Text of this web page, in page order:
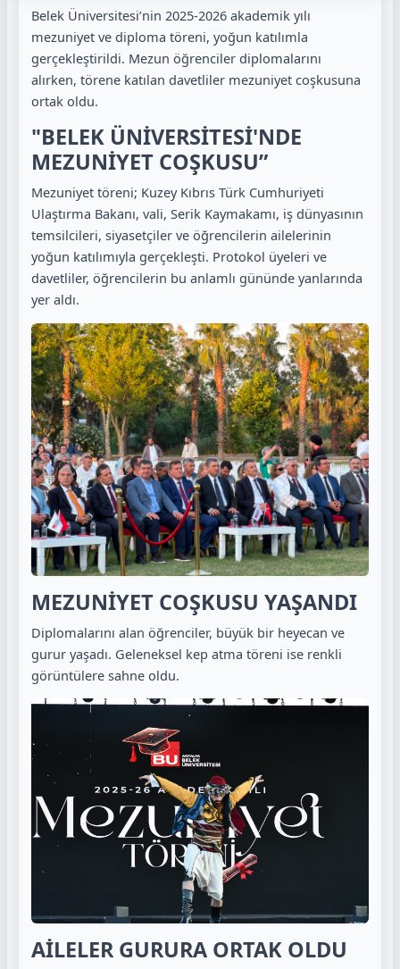
Belek Üniversitesi’nin 2025-2026 akademik yılı
mezuniyet ve diploma töreni, yoğun katılımla
gerçekleştirildi. Mezun öğrenciler diplomalarını
alırken, törene katılan davetliler mezuniyet coşkusuna
ortak oldu.
"BELEK ÜNİVERSİTESİ'NDE
MEZUNİYET COŞKUSU”
Mezuniyet töreni; Kuzey Kıbrıs Türk Cumhuriyeti
Ulaştırma Bakanı, vali, Serik Kaymakamı, iş dünyasının
temsilcileri, siyasetçiler ve öğrencilerin ailelerinin
yoğun katılımıyla gerçekleşti. Protokol üyeleri ve
davetliler, öğrencilerin bu anlamlı gününde yanlarında
yer aldı.
MEZUNİYET COŞKUSU YAŞANDI
Diplomalarını alan öğrenciler, büyük bir heyecan ve
gurur yaşadı. Geleneksel kep atma töreni ise renkli
görüntülere sahne oldu.
AİLELER GURURA ORTAK OLDU